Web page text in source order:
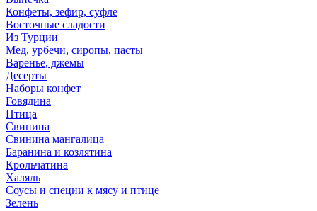
Конфеты, зефир, суфле
Восточные сладости
Из Турции
Мед, урбечи, сиропы, пасты
Варенье, джемы
Десерты
Наборы конфет
Говядина
Птица
Свинина
Свинина мангалица
Баранина и козлятина
Крольчатина
Халяль
Соусы и специи к мясу и птице
Зелень